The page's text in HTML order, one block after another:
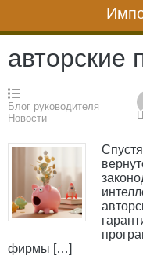
авторские
Блог руководителя
Новости
фирмы […]